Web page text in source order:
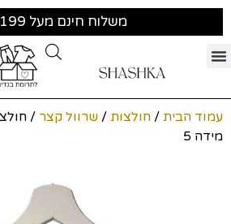
משלוח חינם מעל 199 ש״ח
עמוד הבית / חולצות / שרוול קצר /
מידה 5